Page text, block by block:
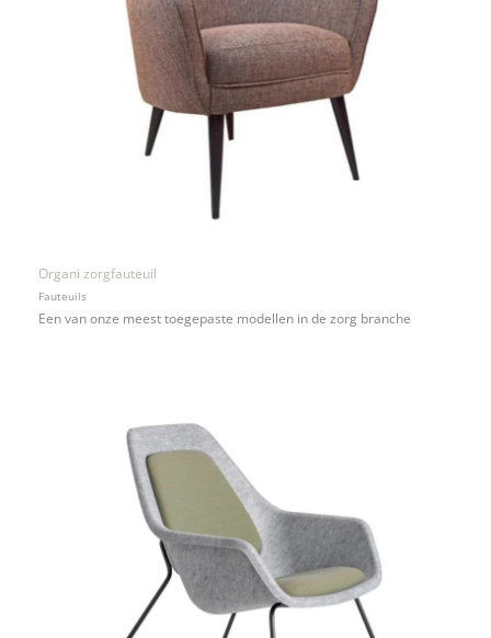
Organi zorgfauteuil
Fauteuils
Een van onze meest toegepaste modellen in de zorg branche